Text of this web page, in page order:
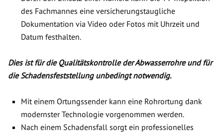
des Fachmannes eine versicherungstaugliche
Dokumentation via Video oder Fotos mit Uhrzeit und
Datum festhalten.
Dies ist für die Qualitätskontrolle der Abwasserrohre und für
die Schadensfeststellung unbedingt notwendig.
Mit einem Ortungssender kann eine Rohrortung dank
modernster Technologie vorgenommen werden.
Nach einem Schadensfall sorgt ein professionelles